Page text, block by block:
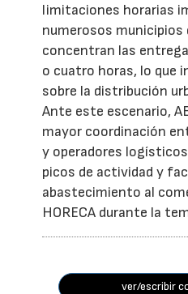
limitaciones horarias
numerosos municipios
concentran las
o cuatro horas, lo que
sobre la distribución
Ante este escenario,
mayor coordinación
y operadores
picos de actividad y
abastecimiento al
HORECA durante la
ver/escribir